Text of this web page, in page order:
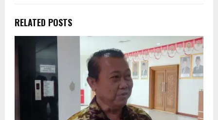
RELATED POSTS